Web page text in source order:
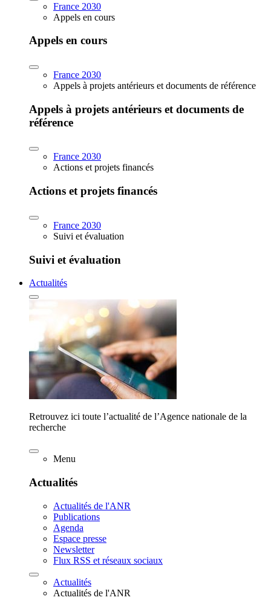
France 2030
Appels en cours
Appels en cours
France 2030
Appels à projets antérieurs et documents de référence
Appels à projets antérieurs et documents de
référence
France 2030
Actions et projets financés
Actions et projets financés
France 2030
Suivi et évaluation
Suivi et évaluation
Actualités
Retrouvez ici toute l’actualité de l’Agence nationale de la
recherche
Menu
Actualités
Actualités de l'ANR
Publications
Agenda
Espace presse
Newsletter
Flux RSS et réseaux sociaux
Actualités
Actualités de l'ANR